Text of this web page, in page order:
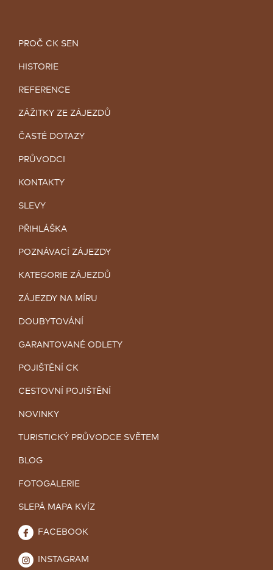
PROČ CK SEN
HISTORIE
REFERENCE
ZÁŽITKY ZE ZÁJEZDŮ
ČASTÉ DOTAZY
PRŮVODCI
KONTAKTY
SLEVY
PŘIHLÁŠKA
POZNÁVACÍ ZÁJEZDY
KATEGORIE ZÁJEZDŮ
ZÁJEZDY NA MÍRU
DOUBYTOVÁNÍ
GARANTOVANÉ ODLETY
POJIŠTĚNÍ CK
CESTOVNÍ POJIŠTĚNÍ
NOVINKY
TURISTICKÝ PRŮVODCE SVĚTEM
BLOG
FOTOGALERIE
SLEPÁ MAPA KVÍZ
FACEBOOK
INSTAGRAM